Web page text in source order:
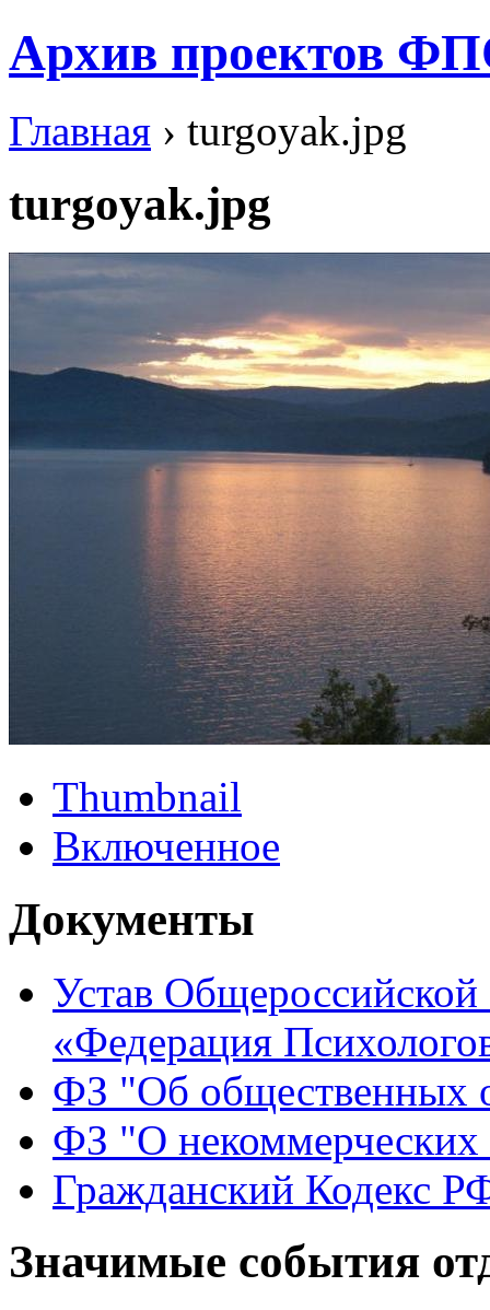
Архив проектов
Главная › turgoyak.jpg
turgoyak.jpg
Thumbnail
Включенное
Документы
Устав
«Федерация
ФЗ "Об общественных
ФЗ "О некоммерческих
Гражданский Кодекс
Значимые события